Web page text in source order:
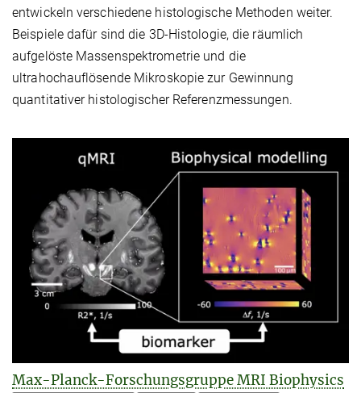
entwickeln verschiedene histologische Methoden weiter.
Beispiele dafür sind die 3D-Histologie, die räumlich
aufgelöste Massenspektrometrie und die
ultrahochauflösende Mikroskopie zur Gewinnung
quantitativer histologischer Referenzmessungen.
Max-Planck-Forschungsgruppe MRI Biophysics